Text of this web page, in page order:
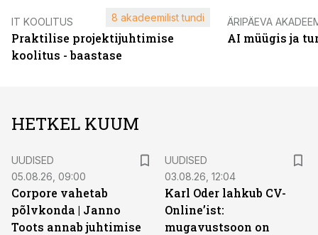
IT KOOLITUS
Praktilise projektijuhtimise
koolitus - baastase
8 akadeemilist tundi ÄRIPÄEVA
AI müügis ja
HETKEL KUUM
UUDISED
05.08.26, 09:00
Corpore vahetab
põlvkonda | Janno
Toots annab juhtimise
UUDISED
03.08.26, 12:04
Karl Oder lahkub CV-
Online’ist:
mugavustsoon on